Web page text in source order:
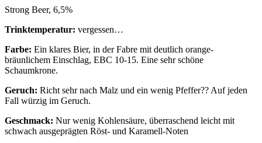
Strong Beer, 6,5%
Trinktemperatur: vergessen…
Farbe: Ein klares Bier, in der Fabre mit deutlich orange-
bräunlichem Einschlag, EBC 10-15. Eine sehr schöne
Schaumkrone.
Geruch: Richt sehr nach Malz und ein wenig Pfeffer?? Auf jeden
Fall würzig im Geruch.
Geschmack: Nur wenig Kohlensäure, überraschend leicht mit
schwach ausgeprägten Röst- und Karamell-Noten